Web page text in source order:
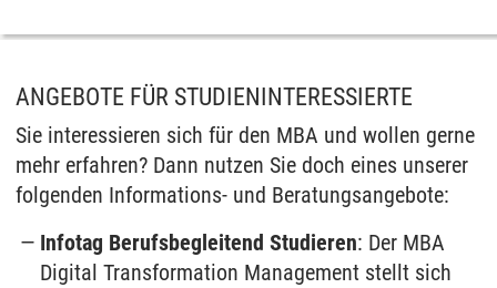
ANGEBOTE FÜR STUDIENINTERESSIERTE
Sie interessieren sich für den MBA und wollen gerne
mehr erfahren? Dann nutzen Sie doch eines unserer
folgenden Informations- und Beratungsangebote:
Infotag Berufsbegleitend Studieren: Der MBA
Digital Transformation Management stellt sich